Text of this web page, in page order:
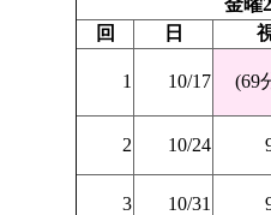
金曜
回
日
1 10/17 (69
2 10/24
3 10/31